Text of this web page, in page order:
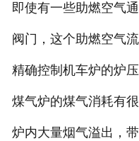
即使有一些助燃空气
阀门，这个助燃空气
精确控制机车炉的炉
煤气炉的煤气消耗有
炉内大量烟气溢出，